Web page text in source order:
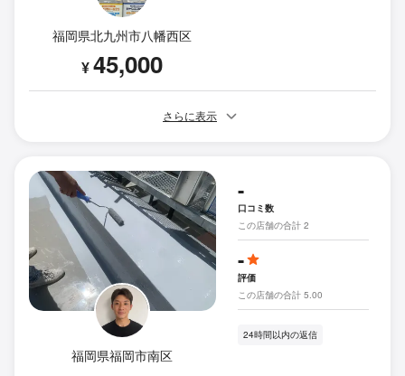
福岡県北九州市八幡西区
¥45,000
さらに表示
福岡県福岡市南区
-
口コミ数
この店舗の合計 2
-
評価
この店舗の合計 5.00
24時間以内の返信